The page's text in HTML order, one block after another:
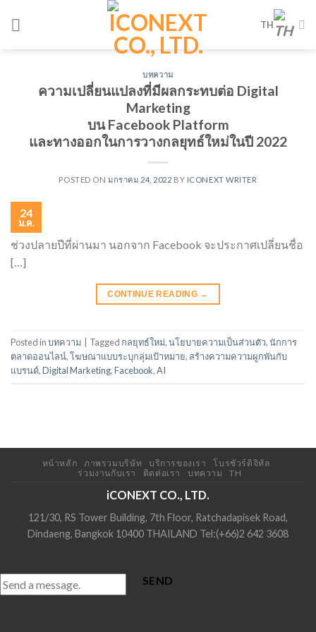
TH
บทความ
ความเปลี่ยนแปลงที่มีผลกระทบต่อ Digital
Marketing
บน Facebook Platform
และทางออกในการวางกลยุทธ์ใหม่ในปี 2022
POSTED ONมกราคม 24, 2022 BY ICONEXT WRITER
24
ม.ค.
ช่วงปลายปีที่ผ่านมา นอกจาก Facebook จะประกาศเปลี่ยนชื่อ
[…]
CONTINUE READING →
Posted inบทความ Tagged กลยุทธ์ใหม่,นโยบายความเป็นส่วนตัว,นักการ
ตลาดออนไลน์,โฆษณาแบบระบุกลุ่มเป้าหมาย, สร้างความความผูกพันกับ
แบรนด์,Digital Marketing,Facebook,AI
หน้าหลัก ภาพรวมบริษัท บริการของเรา
โบรชัวร์ดิจิทัล
ร่วมงานกับเรา
ติดต่อเรา บทความ TH
iCONEXT CO., LTD.
121/30, RS Tower Building, 7th Floor, Ratchadapisek Road,
Dindaeng, Bangkok 10400 THAILAND Tel:(+66)2 642 3608
SEND